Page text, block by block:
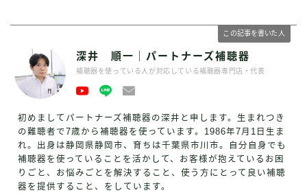
この記事を書いた人
深井 順一｜パートナーズ補聴器
補聴器を使っている人が対応している補聴器専門店・代表
初めましてパートナーズ補聴器の深井と申します。生まれつき
の難聴者で7歳から補聴器を使っています。1986年7月1日生ま
れ。出身は静岡県静岡市、育ちは千葉県市川市。自分自身でも
補聴器を使っていることを活かして、お客様が抱えているお困
りごと、お悩みごとを解決すること、使う方にとって良い補聴
器を提供すること、をしています。